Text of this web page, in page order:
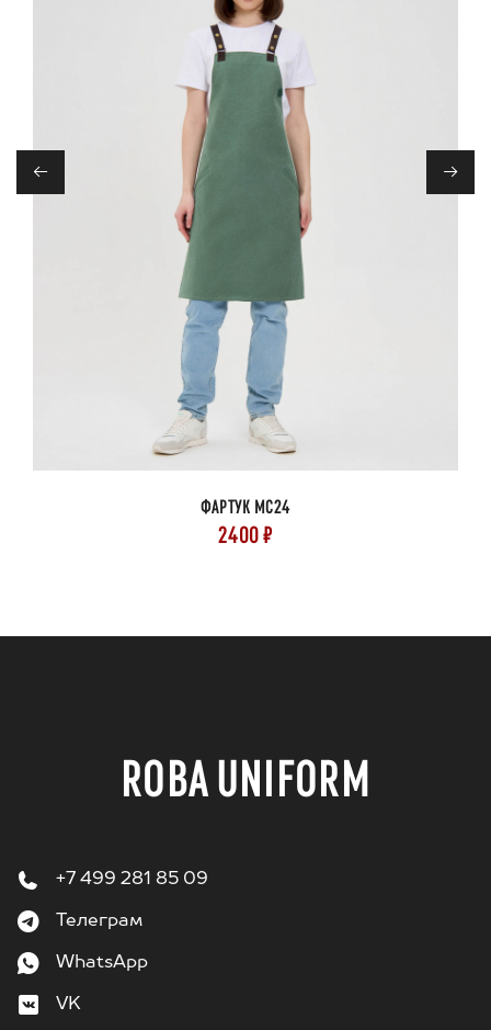
←
ФАРТУК МС24
2400 ₽
→
ROBA UNIFORM
+7 499 281 85 09
Телеграм
WhatsApp
VK